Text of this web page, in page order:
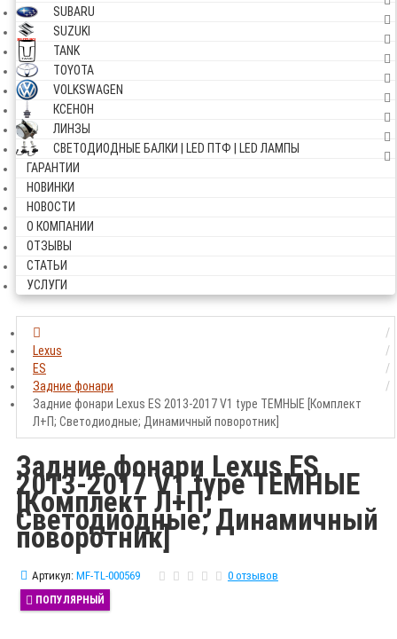
SUBARU
SUZUKI
TANK
TOYOTA
VOLKSWAGEN
КСЕНОН
ЛИНЗЫ
СВЕТОДИОДНЫЕ БАЛКИ | LED ПТФ | LED ЛАМПЫ
ГАРАНТИИ
НОВИНКИ
НОВОСТИ
О КОМПАНИИ
ОТЗЫВЫ
СТАТЬИ
УСЛУГИ
Lexus
ES
Задние фонари
Задние фонари Lexus ES 2013-2017 V1 type ТЕМНЫЕ [Комплект
Л+П; Светодиодные; Динамичный поворотник]
Задние фонари Lexus ES
2013-2017 V1 type ТЕМНЫЕ
[Комплект Л+П;
Светодиодные; Динамичный
поворотник]
Артикул: MF-TL-000569 0 отзывов
ПОПУЛЯРНЫЙ